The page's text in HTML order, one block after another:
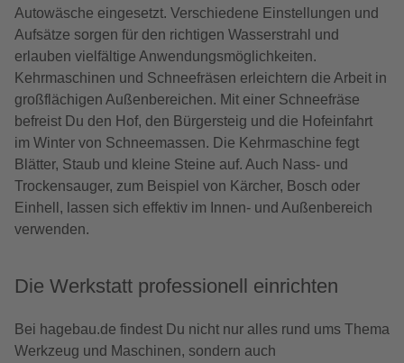
Autowäsche eingesetzt. Verschiedene Einstellungen und
Aufsätze sorgen für den richtigen Wasserstrahl und
erlauben vielfältige Anwendungsmöglichkeiten.
Kehrmaschinen und Schneefräsen erleichtern die Arbeit in
großflächigen Außenbereichen. Mit einer Schneefräse
befreist Du den Hof, den Bürgersteig und die Hofeinfahrt
im Winter von Schneemassen. Die Kehrmaschine fegt
Blätter, Staub und kleine Steine auf. Auch Nass- und
Trockensauger, zum Beispiel von Kärcher, Bosch oder
Einhell, lassen sich effektiv im Innen- und Außenbereich
verwenden.
Die Werkstatt professionell einrichten
Bei hagebau.de findest Du nicht nur alles rund ums Thema
Werkzeug und Maschinen, sondern auch